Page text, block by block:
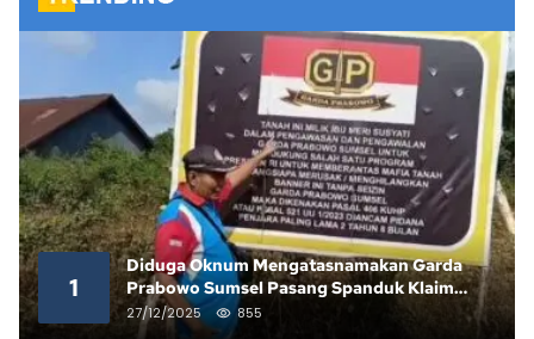
1
Diduga Oknum Mengatasnamakan Garda
Prabowo Sumsel Pasang Spanduk Klaim
Lahan yang Telah Diputus Pengadilan
27/12/2025 855